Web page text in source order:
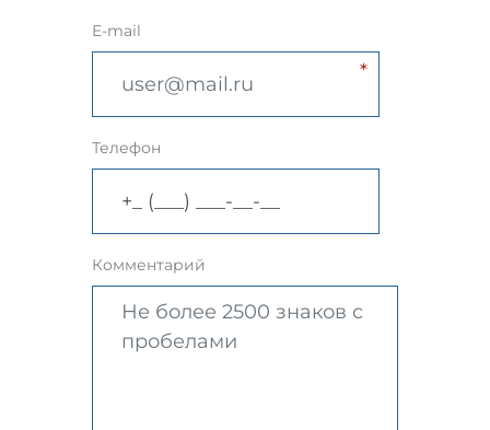
E-mail
Телефон
Комментарий